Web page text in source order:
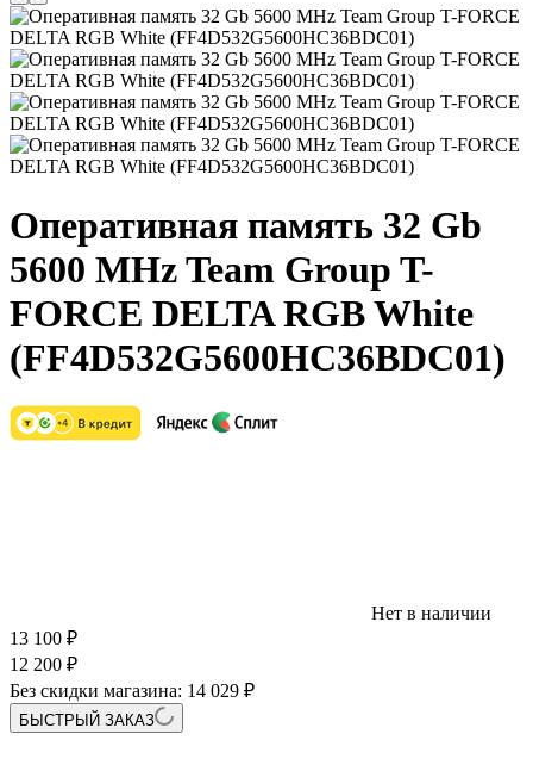
Оперативная память 32 Gb
5600 MHz Team Group T-
FORCE DELTA RGB White
(FF4D532G5600HC36BDC01)
Нет в наличии
13 100 ₽
12 200 ₽
Без скидки магазина: 14 029 ₽
БЫСТРЫЙ ЗАКАЗ